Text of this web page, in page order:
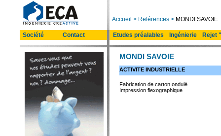
Accueil > Reférences > MONDI SAVOIE
Société Contact Etudes préalables Ingénierie Rejet
MONDI SAVOIE
ACTIVITE INDUSTRIELLE
Fabrication de carton ondulé
Impression flexographique